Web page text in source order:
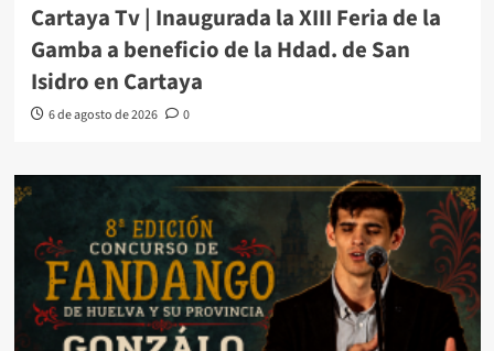
Cartaya Tv | Inaugurada la XIII Feria de la
Gamba a beneficio de la Hdad. de San
Isidro en Cartaya
6 de agosto de 2026 0